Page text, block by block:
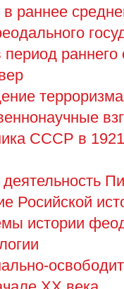
раннее
период
СССР в
Росийской
истории